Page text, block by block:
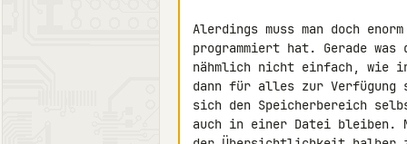
Alerdings muss man doch
programmiert hat. Gerade was
nähmlich nicht einfach, wie
dann für alles zur Verfügung
sich den Speicherbereich
auch in einer Datei bleiben.